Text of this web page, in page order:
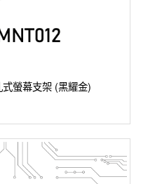
螢幕支架 (黑耀金)